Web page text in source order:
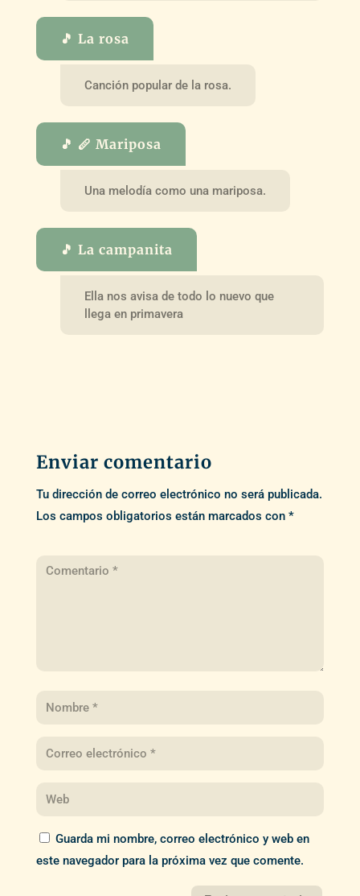
🎵 La rosa
Canción popular de la rosa.
🎵 🪈 Mariposa
Una melodía como una mariposa.
🎵 La campanita
Ella nos avisa de todo lo nuevo que
llega en primavera
Enviar comentario
Tu dirección de correo electrónico no será publicada.
Los campos obligatorios están marcados con *
Guarda mi nombre, correo electrónico y web en
este navegador para la próxima vez que comente.